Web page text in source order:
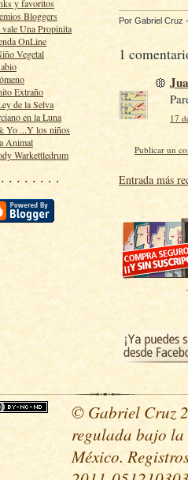
y favoritos
Bloggers
vale Una Propinita
OnLine
Vegetal
Extraño
de la Selva
en la Luna
Yo ...Y los niños
Animal
Warkettledrum
· · · · · · ·
Por Gabriel Cruz
1
17
Publicar un
Entrada más
© Gabriel Cruz
regulada bajo la
México.